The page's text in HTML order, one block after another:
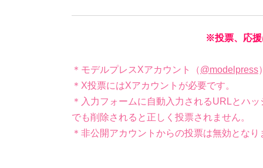
※投票、応援
＊モデルプレスXアカウント（@modelpress
＊X投票にはXアカウントが必要です。
＊入力フォームに自動入力されるURLとハッ
でも削除されると正しく投票されません。
＊非公開アカウントからの投票は無効となり